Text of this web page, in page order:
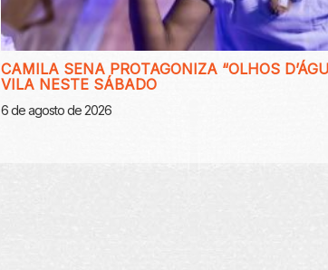
CAMILA SENA PROTAGONIZA “OLHOS
VILA NESTE SÁBADO
6 de agosto de 2026